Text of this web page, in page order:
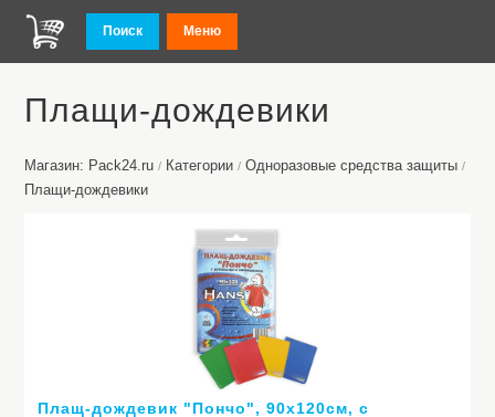
Поиск Меню
Плащи-дождевики
Магазин: Pack24.ru / Категории / Одноразовые средства защиты /
Плащи-дождевики
Плащ-дождевик "Пончо", 90х120см, с